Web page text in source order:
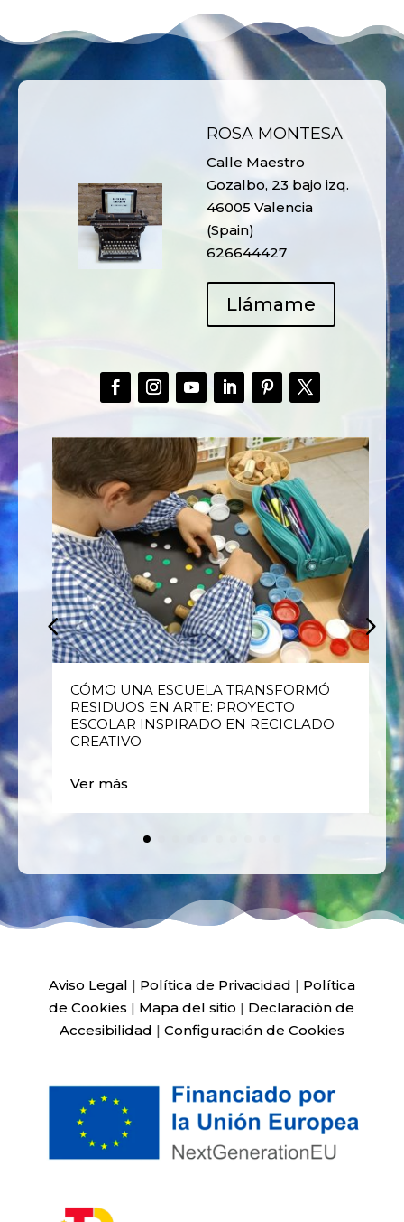
ROSA MONTESA
Calle Maestro
Gozalbo, 23 bajo izq.
46005 Valencia
(Spain)
626644427
Llámame
CÓMO UNA ESCUELA TRANSFORMÓ
RESIDUOS EN ARTE: PROYECTO
ESCOLAR INSPIRADO EN RECICLADO
CREATIVO
Ver más
Aviso Legal | Política de Privacidad | Política
de Cookies | Mapa del sitio | Declaración de
Accesibilidad | Configuración de Cookies